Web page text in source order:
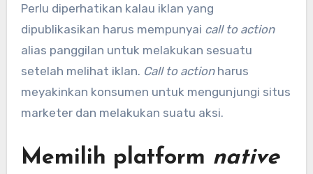
Perlu diperhatikan kalau iklan yang
dipublikasikan harus mempunyai call to action
alias panggilan untuk melakukan sesuatu
setelah melihat iklan. Call to actionharus
meyakinkan konsumen untuk mengunjungi situs
marketer dan melakukan suatu aksi.
Memilih platform native